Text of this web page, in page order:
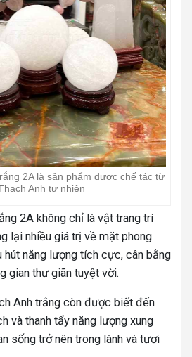
2A là sản phẩm được chế tác từ
Anh tự nhiên
2A không chỉ là vật trang trí
lại nhiều giá trị về mặt phong
hút năng lượng tích cực, cân bằng
gian thư giãn tuyệt vời.
Anh trắng còn được biết đến
và thanh tẩy năng lượng xung
sống trở nên trong lành và tươi